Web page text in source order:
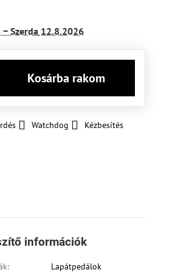
−Szerda 12.8.2026
Kosárba rakom
Watchdog Kézbesítés
információk
Lapátpedálok